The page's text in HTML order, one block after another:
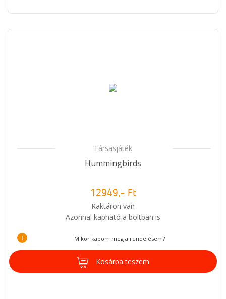
Társasjáték
Hummingbirds
12949,- Ft
Raktáron van
Azonnal kapható a boltban is
i Mikor kapom meg a rendelésem?
Kosárba teszem